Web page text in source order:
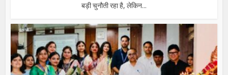
बड़ी चुनौती रहा है, लेकिन...